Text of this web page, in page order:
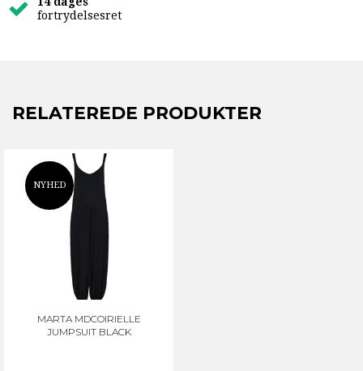
fortrydelsesret
RELATEREDE PRODUKTER
NYHED
MARTA MDCOIRIELLE
JUMPSUIT BLACK